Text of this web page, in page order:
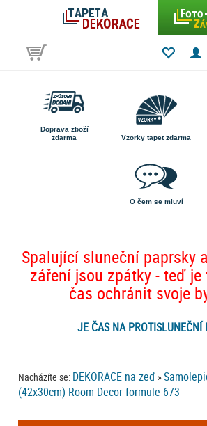
Doprava zboží
zdarma
Vzorky tapet zdarma
O čem se mluví
Spalující sluneční paprsky
záření jsou zpátky - teď je
čas ochránit svoje
JE ČAS NA PROTISLUNEČNÍ
Nacházíte se: DEKORACE na zeď »
(42x30cm) Room Decor formule 673